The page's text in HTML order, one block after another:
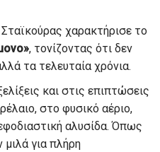
χαρακτήρισε το
, τονίζοντας ότι δεν
τα τελευταία χρόνια.
και στις επιπτώσεις
στο φυσικό αέριο,
αλυσίδα. Όπως
μιλά για πλήρη